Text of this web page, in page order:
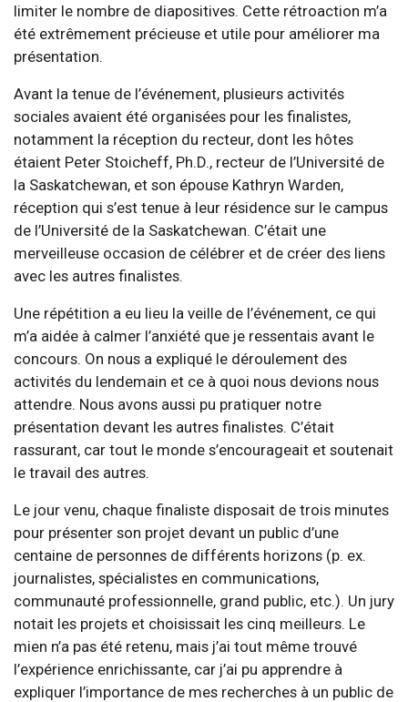
limiter le nombre de diapositives. Cette rétroaction m’a
été extrêmement précieuse et utile pour améliorer ma
présentation.
Avant la tenue de l’événement, plusieurs activités
sociales avaient été organisées pour les finalistes,
notamment la réception du recteur, dont les hôtes
étaient Peter Stoicheff, Ph.D., recteur de l’Université de
la Saskatchewan, et son épouse Kathryn Warden,
réception qui s’est tenue à leur résidence sur le campus
de l’Université de la Saskatchewan. C’était une
merveilleuse occasion de célébrer et de créer des liens
avec les autres finalistes.
Une répétition a eu lieu la veille de l’événement, ce qui
m’a aidée à calmer l’anxiété que je ressentais avant le
concours. On nous a expliqué le déroulement des
activités du lendemain et ce à quoi nous devions nous
attendre. Nous avons aussi pu pratiquer notre
présentation devant les autres finalistes. C’était
rassurant, car tout le monde s’encourageait et soutenait
le travail des autres.
Le jour venu, chaque finaliste disposait de trois minutes
pour présenter son projet devant un public d’une
centaine de personnes de différents horizons (p. ex.
journalistes, spécialistes en communications,
communauté professionnelle, grand public, etc.). Un jury
notait les projets et choisissait les cinq meilleurs. Le
mien n’a pas été retenu, mais j’ai tout même trouvé
l’expérience enrichissante, car j’ai pu apprendre à
expliquer l’importance de mes recherches à un public de